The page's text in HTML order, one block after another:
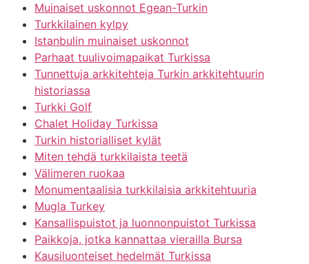
Muinaiset uskonnot Egean-Turkin
Turkkilainen kylpy
Istanbulin muinaiset uskonnot
Parhaat tuulivoimapaikat Turkissa
Tunnettuja arkkitehteja Turkin arkkitehtuurin
historiassa
Turkki Golf
Chalet Holiday Turkissa
Turkin historialliset kylät
Miten tehdä turkkilaista teetä
Välimeren ruokaa
Monumentaalisia turkkilaisia arkkitehtuuria
Mugla Turkey
Kansallispuistot ja luonnonpuistot Turkissa
Paikkoja, jotka kannattaa vierailla Bursa
Kausiluonteiset hedelmät Turkissa